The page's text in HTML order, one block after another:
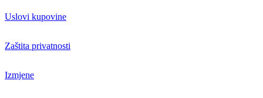
Uslovi kupovine
Zaštita privatnosti
Izmjene